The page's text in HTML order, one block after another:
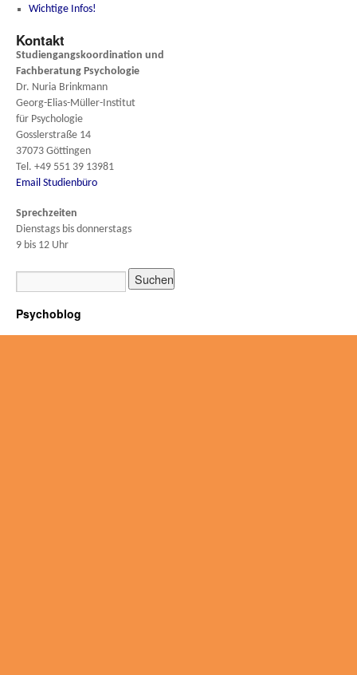
Wichtige Infos!
Kontakt
Studiengangskoordination und
Fachberatung Psychologie
Dr. Nuria Brinkmann
Georg-Elias-Müller-Institut
für Psychologie
Gosslerstraße 14
37073 Göttingen
Tel. +49 551 39 13981
Email Studienbüro
Sprechzeiten
Dienstags bis donnerstags
9 bis 12 Uhr
Psychoblog